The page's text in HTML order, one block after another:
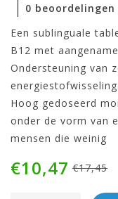
0 beoordelingen
Een sublinguale
B12 met
Ondersteuning van
energiestofwisseling.
Hoog gedoseerd
onder de vorm van
mensen die weinig
€17,45
€10,47